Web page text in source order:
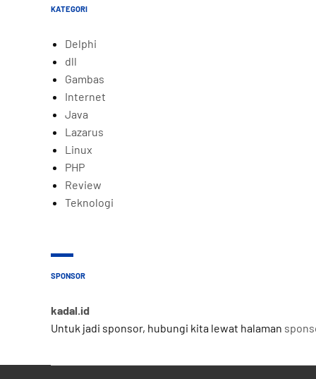
KATEGORI
Delphi
dll
Gambas
Internet
Java
Lazarus
Linux
PHP
Review
Teknologi
SPONSOR
kadal.id
Untuk jadi sponsor, hubungi kita lewat halaman